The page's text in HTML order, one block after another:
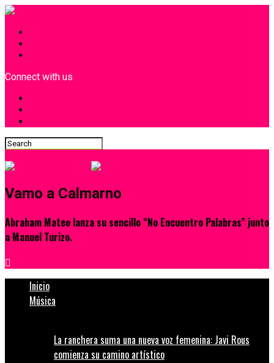
Connect with us
Vamo a Calmarno
Abraham Mateo lanza su sencillo “No Encuentro Palabras” junto
a Manuel Turizo.
Inicio
Música
La ranchera suma una nueva voz femenina: Javi Rous
comienza su camino artístico